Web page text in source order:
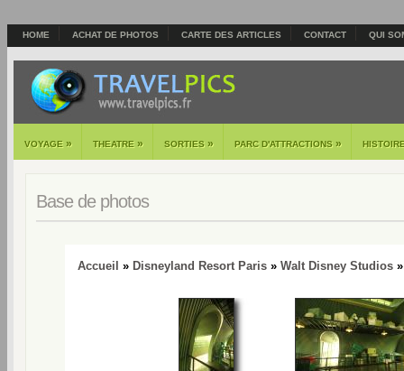
HOME ACHAT DE PHOTOS CARTE DES ARTICLES CONTACT QUI
VOYAGE » THEATRE » SORTIES » PARC D'ATTRACTIONS »
Base de photos
Accueil » Disneyland Resort Paris » Walt Disney Studios